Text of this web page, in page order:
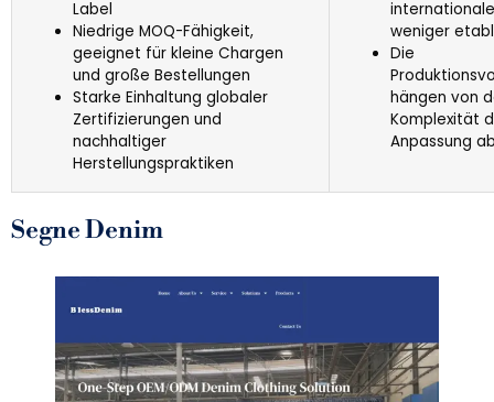
Label
Niedrige MOQ-Fähigkeit,
geeignet für kleine Chargen
und große Bestellungen
Starke Einhaltung globaler
Zertifizierungen und
nachhaltiger
Herstellungspraktiken
weniger
Die
hängen von
Komplexität
Anpassung
Segne Denim